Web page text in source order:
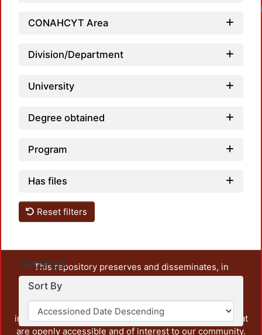
CONAHCYT Area
Division/Department
University
Degree obtained
Program
Has files
Reset filters
Settings
Sort By
This repository preserves and disseminates, in
unrestricted open access, the teaching and research
output of UAM Azcapotzalco. It also includes some
administrative and graphic documents from the
institution, as well as content from other institutions that
are openly accessible and of interest to our community.